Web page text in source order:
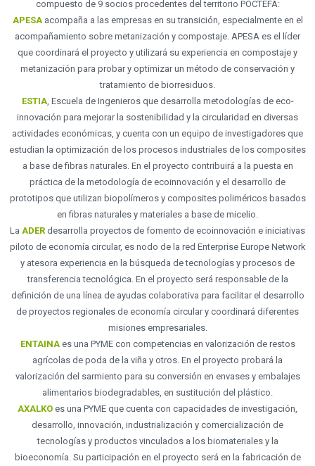
compuesto de 9 socios procedentes del territorio POCTEFA:
APESAacompaña a las empresas en su transición, especialmente en el
acompañamiento sobre metanización y compostaje. APESA es el líder
que coordinará el proyecto y utilizará su experiencia en compostaje y
metanización para probar y optimizar un método de conservación y
tratamiento de biorresiduos.
ESTIA, Escuela de Ingenieros que desarrolla metodologías de eco-
innovación para mejorar la sostenibilidad y la circularidad en diversas
actividades económicas, y cuenta con un equipo de investigadores que
estudian la optimización de los procesos industriales de los composites
a base de fibras naturales. En el proyecto contribuirá a la puesta en
práctica de la metodología de ecoinnovación y el desarrollo de
prototipos que utilizan biopolímeros y composites poliméricos basados
en fibras naturales y materiales a base de micelio.
La ADER desarrolla proyectos de fomento de ecoinnovación e iniciativas
piloto de economía circular, es nodo de la red Enterprise Europe Network
y atesora experiencia en la búsqueda de tecnologías y procesos de
transferencia tecnológica. En el proyecto será responsable de la
definición de una línea de ayudas colaborativa para facilitar el desarrollo
de proyectos regionales de economía circular y coordinará diferentes
misiones empresariales.
ENTAINAes una PYME con competencias en valorización de restos
agrícolas de poda de la viña y otros. En el proyecto probará la
valorización del sarmiento para su conversión en envases y embalajes
alimentarios biodegradables, en sustitución del plástico.
AXALKO es una PYME que cuenta con capacidades de investigación,
desarrollo, innovación, industrialización y comercialización de
tecnologías y productos vinculados a los biomateriales y la
bioeconomía. Su participación en el proyecto será en la fabricación de